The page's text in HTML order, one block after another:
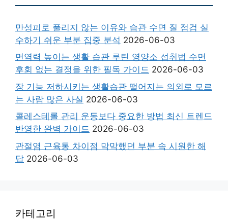
만성피로 풀리지 않는 이유와 습관 수면 질 점검 실
수하기 쉬운 부분 집중 분석 2026-06-03
면역력 높이는 생활 습관 루틴 영양소 섭취법 수면
후회 없는 결정을 위한 필독 가이드 2026-06-03
장 기능 저하시키는 생활습관 떨어지는 의외로 모르
는 사람 많은 사실 2026-06-03
콜레스테롤 관리 운동보다 중요한 방법 최신 트렌드
반영한 완벽 가이드 2026-06-03
관절염 근육통 차이점 막막했던 부분 속 시원한 해
답 2026-06-03
카테고리